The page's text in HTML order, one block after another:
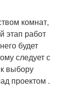
комнат,
этап работ
будет
следует с
выбору
проектом .